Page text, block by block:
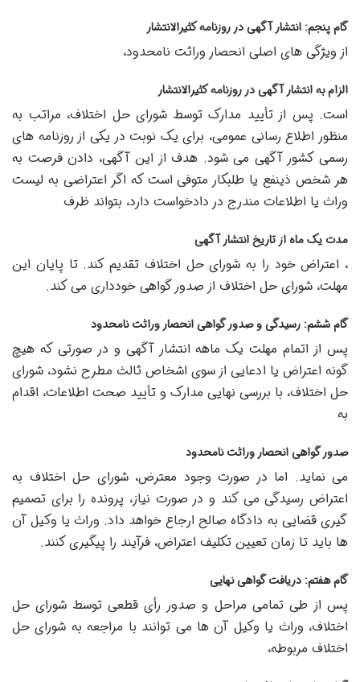
گام پنجم: انتشار آگهی در روزنامه کثیرالانتشار
از ویژگی های اصلی انحصار وراثت نامحدود،
الزام به انتشار آگهی در روزنامه کثیرالانتشار
است. پس از تأیید مدارک توسط شورای حل اختلاف، مراتب به
منظور اطلاع رسانی عمومی، برای یک نوبت در یکی از روزنامه های
رسمی کشور آگهی می شود. هدف از این آگهی، دادن فرصت به
هر شخص ذینفع یا طلبکار متوفی است که اگر اعتراضی به لیست
وراث یا اطلاعات مندرج در دادخواست دارد، بتواند ظرف
مدت یک ماه از تاریخ انتشار آگهی
، اعتراض خود را به شورای حل اختلاف تقدیم کند. تا پایان این
مهلت، شورای حل اختلاف از صدور گواهی خودداری می کند.
گام ششم: رسیدگی و صدور گواهی انحصار وراثت نامحدود
پس از اتمام مهلت یک ماهه انتشار آگهی و در صورتی که هیچ
گونه اعتراض یا ادعایی از سوی اشخاص ثالث مطرح نشود، شورای
حل اختلاف، با بررسی نهایی مدارک و تأیید صحت اطلاعات، اقدام
به
صدور گواهی انحصار وراثت نامحدود
می نماید. اما در صورت وجود معترض، شورای حل اختلاف به
اعتراض رسیدگی می کند و در صورت نیاز، پرونده را برای تصمیم
گیری قضایی به دادگاه صالح ارجاع خواهد داد. وراث یا وکیل آن
ها باید تا زمان تعیین تکلیف اعتراض، فرآیند را پیگیری کنند.
گام هفتم: دریافت گواهی نهایی
پس از طی تمامی مراحل و صدور رأی قطعی توسط شورای حل
اختلاف، وراث یا وکیل آن ها می توانند با مراجعه به شورای حل
اختلاف مربوطه،